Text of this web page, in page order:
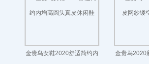
金贵鸟女鞋2020舒适简约内 金贵鸟2020